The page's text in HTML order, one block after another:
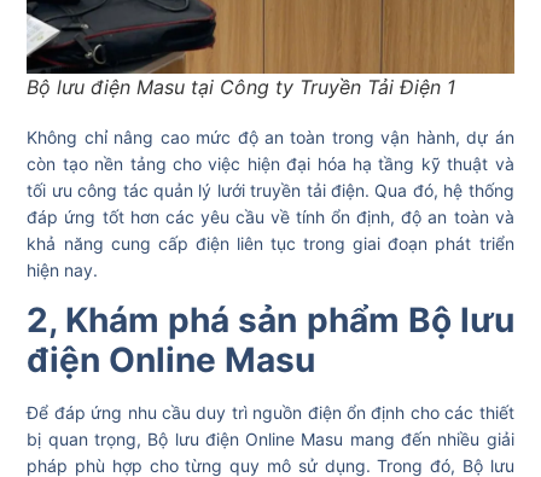
Bộ lưu điện Masu tại Công ty Truyền Tải Điện 1
Không chỉ nâng cao mức độ an toàn trong vận hành, dự án
còn tạo nền tảng cho việc hiện đại hóa hạ tầng kỹ thuật và
tối ưu công tác quản lý lưới truyền tải điện. Qua đó, hệ thống
đáp ứng tốt hơn các yêu cầu về tính ổn định, độ an toàn và
khả năng cung cấp điện liên tục trong giai đoạn phát triển
hiện nay.
2, Khám phá sản phẩm Bộ lưu
điện Online Masu
Để đáp ứng nhu cầu duy trì nguồn điện ổn định cho các thiết
bị quan trọng, Bộ lưu điện Online Masu mang đến nhiều giải
pháp phù hợp cho từng quy mô sử dụng. Trong đó, Bộ lưu